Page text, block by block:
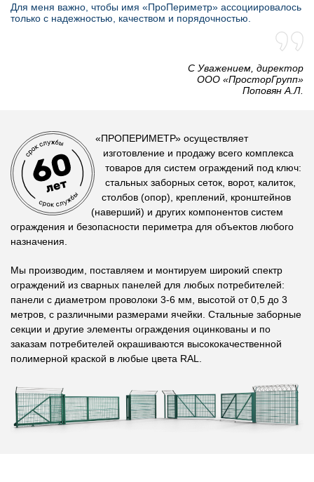
Для меня важно, чтобы имя «ПроПериметр» ассоциировалось
только с надежностью, качеством и порядочностью.
С Уважением, директор
OOO «ПросторГрупп»
Поповян А.Л.
«ПРОПЕРИМЕТР»осуществляет
изготовление и продажу всего комплекса
товаров для систем ограждений под ключ:
стальных заборных сеток, ворот, калиток,
столбов (опор), креплений, кронштейнов
(наверший) и других компонентов систем
ограждения и безопасности периметра для объектов любого
назначения.
Мы производим, поставляем и монтируем широкий спектр
ограждений из сварных панелей для любых потребителей:
панели с диаметром проволоки 3-6 мм, высотой от 0,5 до 3
метров, с различными размерами ячейки. Стальные заборные
секции и другие элементы ограждения оцинкованы и по
заказам потребителей окрашиваются высококачественной
полимерной краской в любые цвета RAL.